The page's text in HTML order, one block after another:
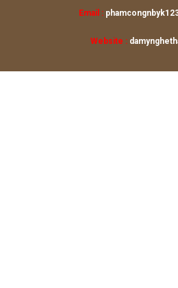
Email :
Website :